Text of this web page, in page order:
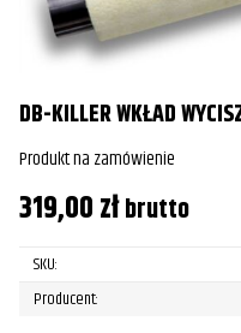
DB-KILLER WKŁAD
Produkt na zamówienie
319,00złbrutto
SKU:
Producent: